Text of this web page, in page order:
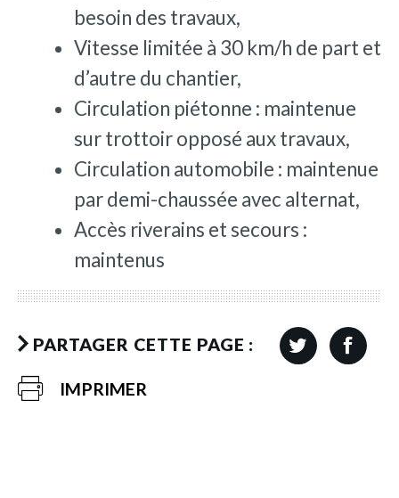
besoin des travaux,
Vitesse limitée à 30 km/h de part et
d’autre du chantier,
Circulation piétonne : maintenue
sur trottoir opposé aux travaux,
Circulation automobile : maintenue
par demi-chaussée avec alternat,
Accès riverains et secours :
maintenus
PARTAGER CETTE PAGE :
IMPRIMER